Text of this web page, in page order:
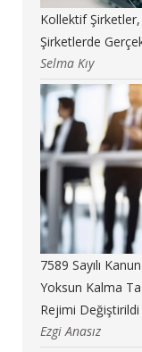
Kollektif
Şirketlerde
Selma Kıy
7589 Sayılı
Yoksun Kalma
Rejimi Değiştirildi
Ezgi Anasız